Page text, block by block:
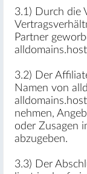
3.1) Durch die
Partner
3.2) Der
Namen von
nehmen,
oder Zusagen
abzugeben.
3.3) Der